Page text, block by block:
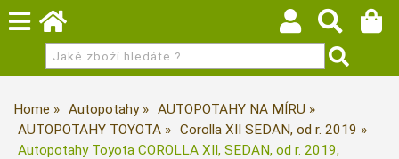
Home Autopotahy
AUTOPOTAHY NA MÍRU
AUTOPOTAHY TOYOTA
Corolla XII SEDAN, od r. 2019
Autopotahy Toyota COROLLA XII, SEDAN, od r. 2019,